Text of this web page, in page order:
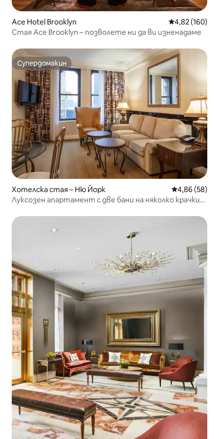
Ace Hotel Brooklyn Средна
4,82 (160)
Стая Ace Brooklyn – позволете ни да ви изненадаме
Супердомакин
Супердомакин
Хотелска стая – Ню Йорк Средна
4,86 (58)
Луксозен апартамент с две бани на няколко крачки